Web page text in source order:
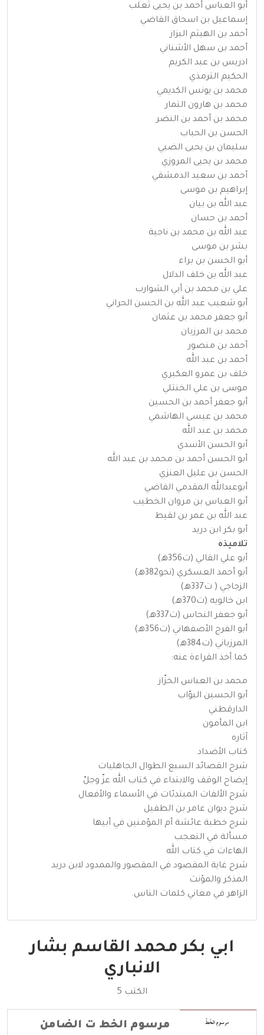
أبو العباس أحمد بن يحيى ثعلب
إسماعيل بن اسحاق القاضي
أحمد بن الهيثم البزاز
أحمد بن سهل الأشناني
ادريس بن عبد الكريم
الحكيم الترمذي
محمد بن يونس الكديمي
محمد بن هارون التمار
محمد بن أحمد بن النضر
الحسن بن الحباب
سليمان بن يحيى الضبي
محمد بن يحيى المروزي
أحمد بن سعيد الدمشقي
إبراهيم بن موسى
عبد الله بن بيان
أحمد بن حسان
عبد الله بن محمد بن ناجية
بشر بن موسى
أبو الحسن بن براء
عبد الله بن خلف الدلال
علي بن محمد بن أبي الشوارب
أبو شعيب عبد الله بن الحسن الحراني
أبو جعفر محمد بن عثمان
محمد بن المرزبان
أحمد بن منصور
أحمد بن عبد الله
خلف بن عمرو العكبري
موسى بن علي الخنتلي
أبو جعفر أحمد بن الحسين
محمد بن عيسى الهاشمي
محمد بن عبد الله
أبو الحسن الأسدي
أبو الحسن أحمد بن محمد بن عبد الله
الحسن بن عليل العنزي
أبوعبدالله المقدمي القاضي
أبو العباس بن مروان الخطيب
عبد الله بن عمر بن لقيط
أبو بكر ابن دريد
تلاميذه
أبو علي القالي (ت356هـ)
أبو أحمد العسكري (نحو382هـ)
الزجاجي ( ت337هـ)
ابن خالويه (ت370هـ)
أبو جعفر النحاس (ت337هـ)
أبو الفرج الأصفهاني (ت356هـ)
المرزباني (ت384هـ)
كما أخذ القراءة عنه:
محمد بن العباس الخزّاز
أبو الحسين البوّاب
الدارقطني
ابن المأمون
آثاره
كتاب الأضداد
شرح القصائد السبع الطوال الجاهليات
إيضاح الوقف والابتداء في كتاب الله عزّ وجلّ
شرح الألفات المبتدئات في الأسماء والأفعال
شرح ديوان عامر بن الطفيل
شرح خطبة عائشة أم المؤمنين في أبيها
مسألة في التعجب
الهاءات في كتاب الله
شرح غاية المقصود في المقصور والممدود لابن دريد
المذكر والمؤنث
الزاهر في معاني كلمات الناس.
ابي بكر محمد القاسم بشار
الانباري
الكتب 5
مرسوم الخط ت الضامن